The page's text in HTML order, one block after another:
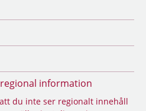
information
du inte ser regionalt innehåll